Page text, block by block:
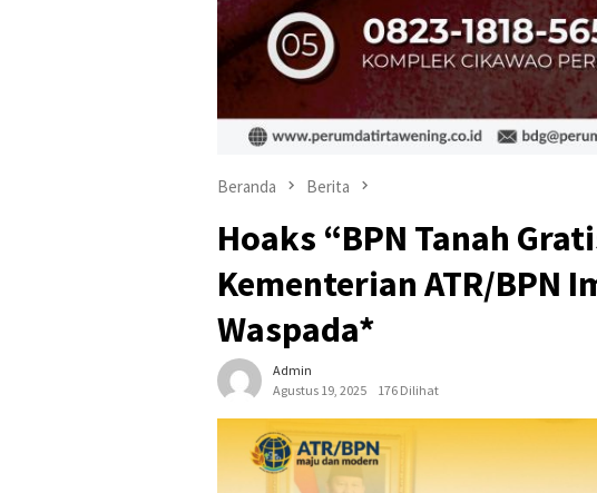
Beranda Berita
Hoaks “BPN Tanah
Kementerian ATR/BPN
Waspada*
Admin
Agustus 19, 2025
176 Dilihat